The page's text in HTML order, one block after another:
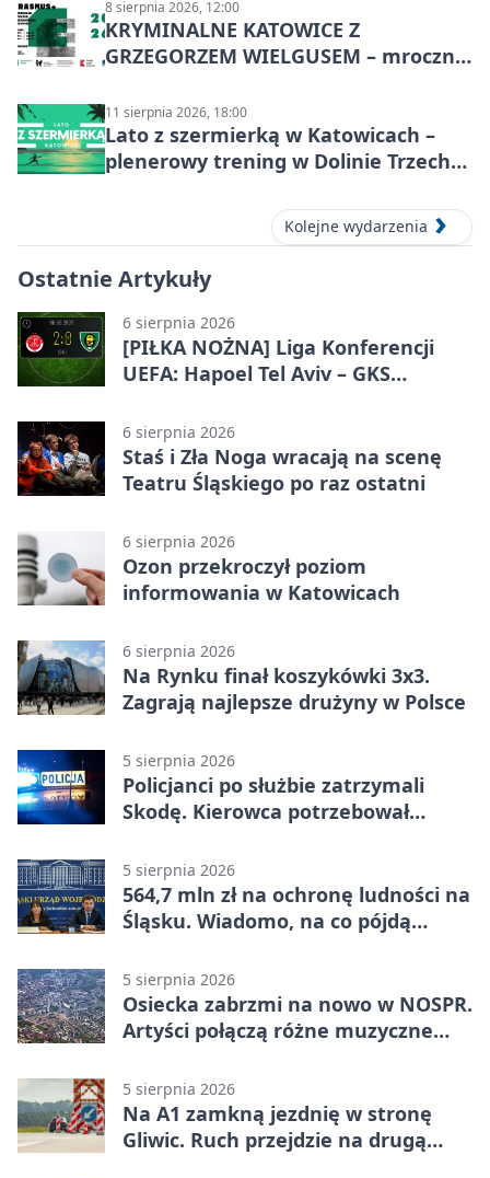
8 sierpnia 2026, 12:00
KRYMINALNE KATOWICE Z
GRZEGORZEM WIELGUSEM – mroczne
11 sierpnia 2026, 18:00
Lato z szermierką w Katowicach –
plenerowy trening w Dolinie Trzech
Kolejne wydarzenia
Ostatnie Artykuły
6 sierpnia 2026
[PIŁKA NOŻNA] Liga Konferencji
UEFA: Hapoel Tel Aviv – GKS
rundy kwalifikacyjnej
6 sierpnia 2026
Staś i Zła Noga wracają na scenę
Teatru Śląskiego po raz ostatni
6 sierpnia 2026
Ozon przekroczył poziom
informowania w Katowicach
6 sierpnia 2026
Na Rynku finał koszykówki 3x3.
Zagrają najlepsze drużyny w Polsce
5 sierpnia 2026
Policjanci po służbie zatrzymali
Skodę. Kierowca potrzebował
5 sierpnia 2026
564,7 mln zł na ochronę ludności na
Śląsku. Wiadomo, na co pójdą
5 sierpnia 2026
Osiecka zabrzmi na nowo w NOSPR.
Artyści połączą różne muzyczne
5 sierpnia 2026
Na A1 zamkną jezdnię w stronę
Gliwic. Ruch przejdzie na drugą